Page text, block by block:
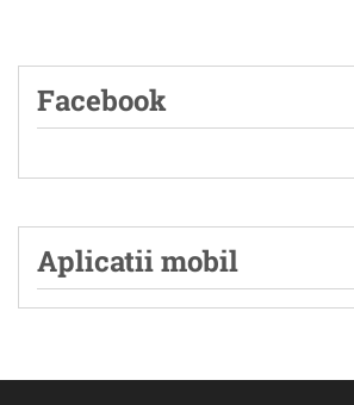
Facebook
Aplicatii mobil